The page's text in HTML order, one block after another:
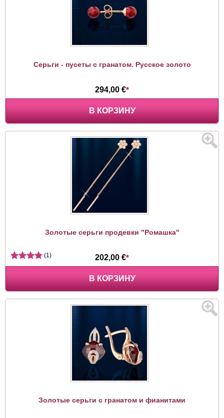
Серьги - пусеты с гранатом. Русское золото
294,00 €*
В КОРЗИНУ
Золотые серьги продевки "Ромашка"
202,00 €*
(1)
В КОРЗИНУ
Золотые серьги с гранатом и фианитами